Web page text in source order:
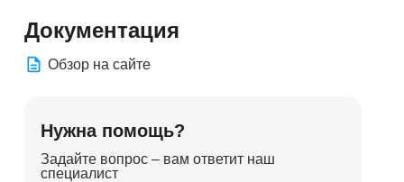
Документация
Обзор на сайте
Нужна помощь?
Задайте вопрос – вам ответит наш
специалист